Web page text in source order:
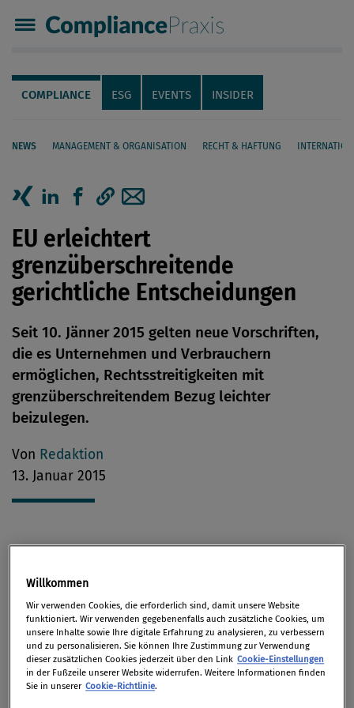
Compliance Praxis
Servicenavigation
Navigation
COMPLIANCE ESG EVENTS INSIDER
NEWS MANAGEMENT & ORGANISATION RECHT & HAFTUNG
Seiteninhalt
Artikel auf Xing teilen
Artikel auf linkedIn teilen
Artikel auf Facebook teilen
EU erleichtert
grenzüberschreitende
gerichtliche Entscheidungen
Seit 10. Jänner 2015 gelten neue Vorschriften,
die es Unternehmen und Verbrauchern
ermöglichen, Rechtsstreitigkeiten mit
grenzüberschreitendem Bezug leichter
beizulegen.
Von Redaktion
13. Januar 2015
langwierige Verfahren abgeschafft, das derzeit rund
Entscheidungen in Zivil- und Handelssachen
innerhalb der EU grenzüberschreitend anerkennen
zu lassen. Mit dessen Wegfall erhofft sich die
Kommission jährliche Einsparungen von bis zu 48
Willkommen
Wir verwenden Cookies, die erforderlich sind, damit unsere Website
funktioniert. Wir verwenden gegebenenfalls auch zusätzliche Cookies, um
unsere Inhalte sowie Ihre digitale Erfahrung zu analysieren, zu verbessern
und zu personalisieren. Sie können Ihre Zustimmung zur Verwendung
dieser zusätzlichen Cookies jederzeit über den Link Cookie-Einstellungen
in der Fußzeile unserer Website widerrufen. Weitere Informationen finden
Sie in unserer Cookie-Richtlinie.